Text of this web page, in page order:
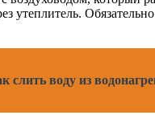
утеплитель.
слить воду из